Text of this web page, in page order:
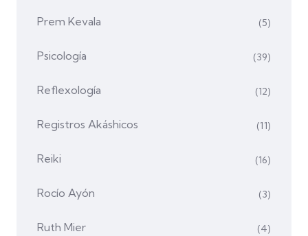
Prem Kevala (5)
Psicología (39)
Reflexología (12)
Registros Akáshicos (11)
Reiki (16)
Rocío Ayón (3)
Ruth Mier (4)